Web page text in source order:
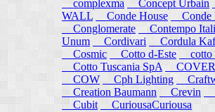
complexma
Concept Urbain
WALL
Conde House
Conde
Conglomerate
Contempo
Unum
Cordivari Cordula
Cosmic
Cotto d-Este
cotto
Cotto Tuscania SpA
COW
Cph Lighting
Creation Baumann
Crevin
Cubit
CuriousaCuriousa